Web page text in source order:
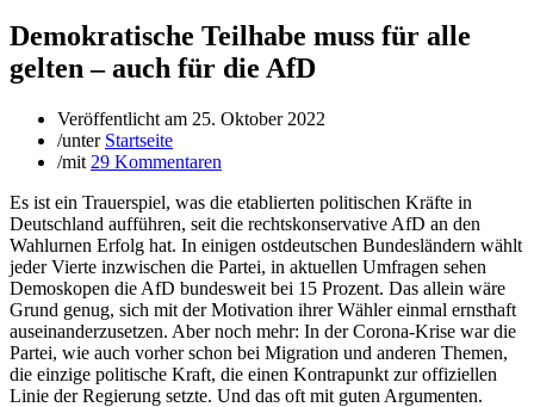
Demokratische Teilhabe muss für alle
gelten – auch für die AfD
Veröffentlicht am 25. Oktober 2022
/unter Startseite
/mit 29 Kommentaren
Es ist ein Trauerspiel, was die etablierten politischen Kräfte in
Deutschland aufführen, seit die rechtskonservative AfD an den
Wahlurnen Erfolg hat. In einigen ostdeutschen Bundesländern wählt
jeder Vierte inzwischen die Partei, in aktuellen Umfragen sehen
Demoskopen die AfD bundesweit bei 15 Prozent. Das allein wäre
Grund genug, sich mit der Motivation ihrer Wähler einmal ernsthaft
auseinanderzusetzen. Aber noch mehr: In der Corona-Krise war die
Partei, wie auch vorher schon bei Migration und anderen Themen,
die einzige politische Kraft, die einen Kontrapunkt zur offiziellen
Linie der Regierung setzte. Und das oft mit guten Argumenten.